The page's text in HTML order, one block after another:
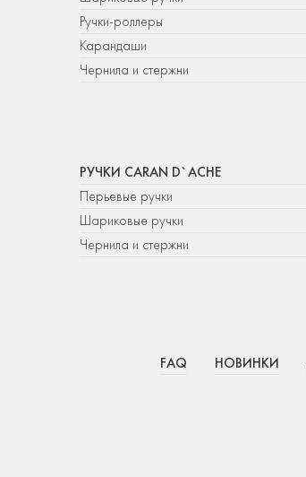
Ручки-роллеры
Карандаши
Чернила и стержни
РУЧКИ CARAN D`ACHE
Перьевые ручки
Шариковые ручки
Чернила и стержни
FAQ НОВИНКИ